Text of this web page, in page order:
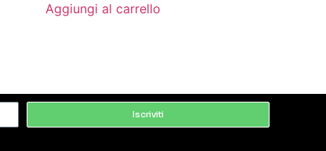
Aggiungi al carrello
Iscriviti